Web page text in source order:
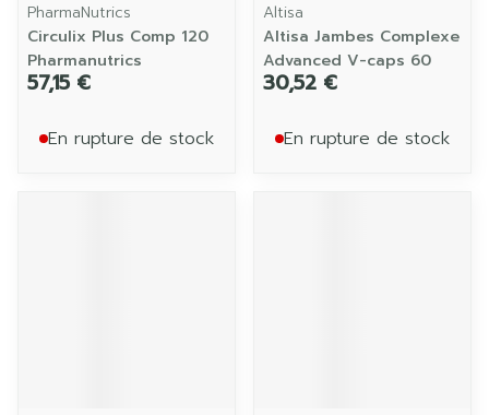
PharmaNutrics
Circulix Plus Comp 120
Pharmanutrics
57,15 €
En rupture de stock
Altisa
Altisa Jambes Complexe
Advanced V-caps 60
30,52 €
En rupture de stock